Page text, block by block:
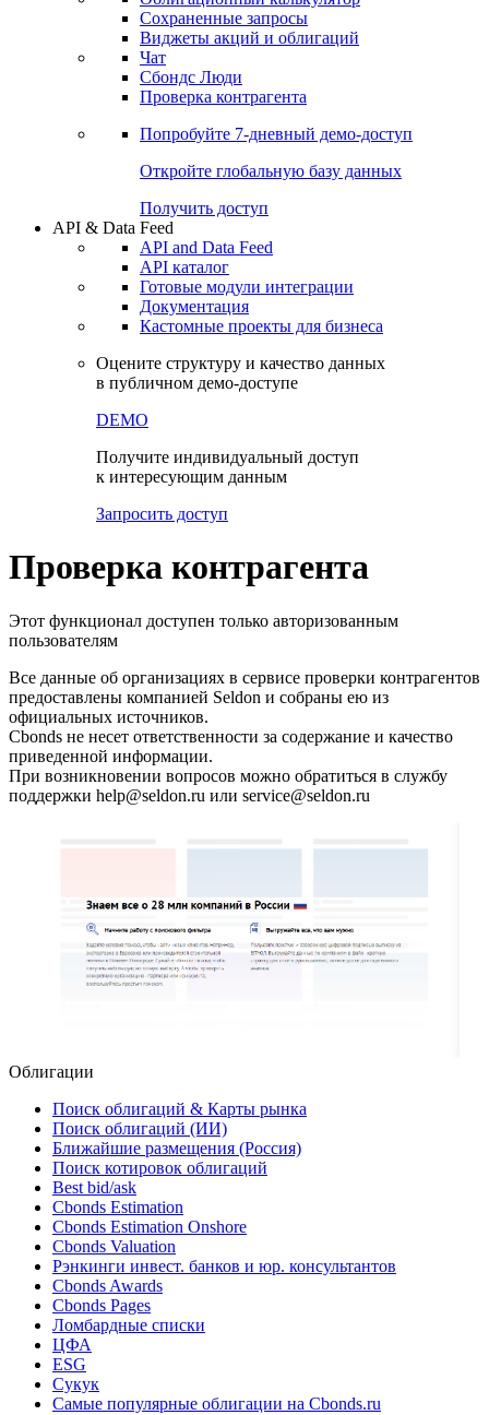
Сохраненные запросы
Виджеты акций и облигаций
Чат
Сбондс Люди
Проверка контрагента
Попробуйте 7-дневный демо-доступ
Откройте глобальную базу данных
Получить доступ
API & Data Feed
API and Data Feed
API каталог
Готовые модули интеграции
Документация
Кастомные проекты для бизнеса
Оцените структуру и качество данных
в публичном демо-доступе
DEMO
Получите индивидуальный доступ
к интересующим данным
Запросить доступ
Проверка контрагента
Этот функционал доступен только авторизованным
пользователям
Все данные об организациях в сервисе проверки контрагентов
предоставлены компанией Seldon и собраны ею из
официальных источников.
Cbonds не несет ответственности за содержание и качество
приведенной информации.
При возникновении вопросов можно обратиться в службу
поддержки help@seldon.ru или service@seldon.ru
Облигации
Поиск облигаций & Карты рынка
Поиск облигаций (ИИ)
Ближайшие размещения (Россия)
Поиск котировок облигаций
Best bid/ask
Cbonds Estimation
Cbonds Estimation Onshore
Cbonds Valuation
Рэнкинги инвест. банков и юр. консультантов
Cbonds Awards
Cbonds Pages
Ломбардные списки
ЦФА
ESG
Сукук
Самые популярные облигации на Cbonds.ru